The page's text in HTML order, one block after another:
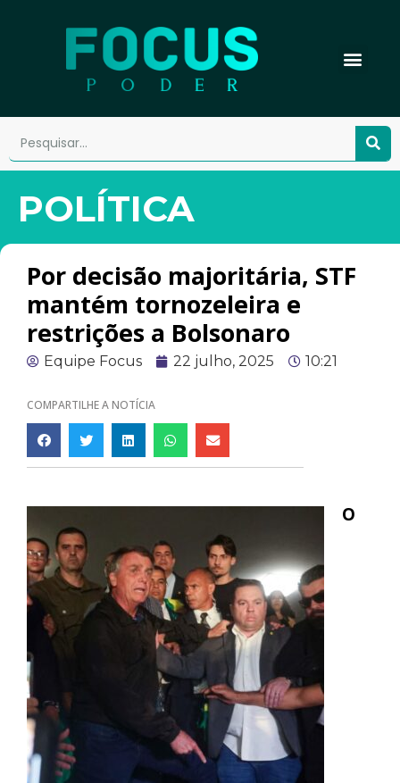
POLÍTICA
Por decisão majoritária, STF
mantém tornozeleira e
restrições a Bolsonaro
Equipe Focus 22 julho, 2025 10:21
COMPARTILHE A NOTÍCIA
O